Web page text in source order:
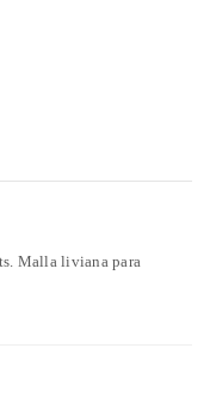
Malla liviana para